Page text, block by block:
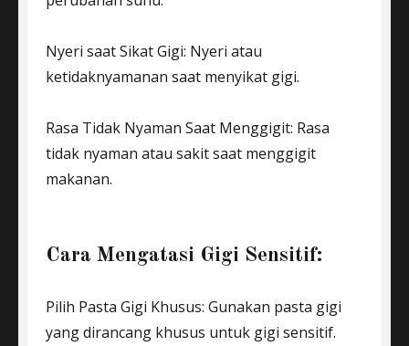
Nyeri saat Sikat Gigi: Nyeri atau
ketidaknyamanan saat menyikat gigi.
Rasa Tidak Nyaman Saat Menggigit: Rasa
tidak nyaman atau sakit saat menggigit
makanan.
Cara Mengatasi Gigi Sensitif:
Pilih Pasta Gigi Khusus: Gunakan pasta gigi
yang dirancang khusus untuk gigi sensitif.